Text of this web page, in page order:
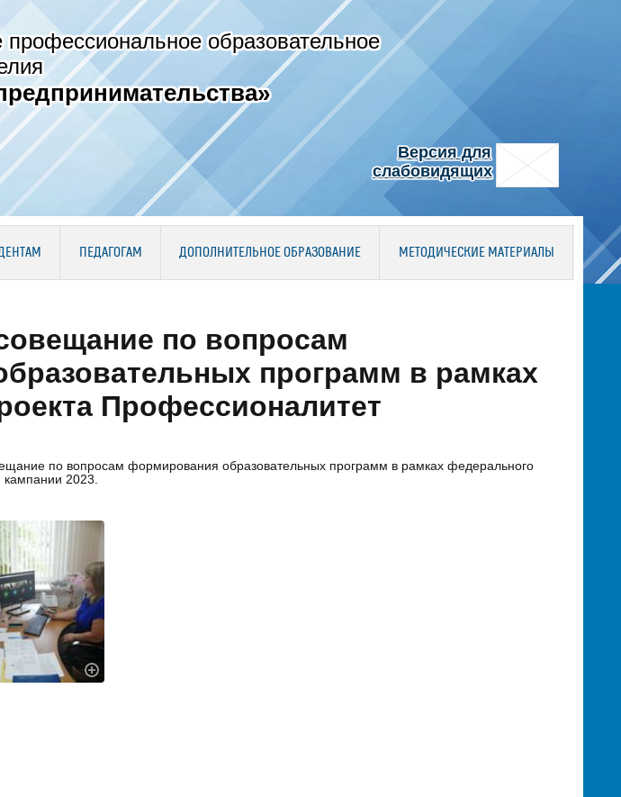
профессиональное образовательное
Версия для
слабовидящих
ПЕДАГОГАМ ДОПОЛНИТЕЛЬНОЕ ОБРАЗОВАНИЕ МЕТОДИЧЕСКИЕ МАТЕРИАЛЫ
по вопросам
программ в рамках
Профессионалитет
по вопросам формирования образовательных программ в рамках федерального
2023.